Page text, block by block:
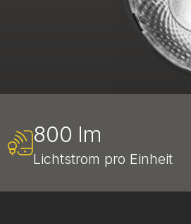
800 lm
Lichtstrom pro Einheit